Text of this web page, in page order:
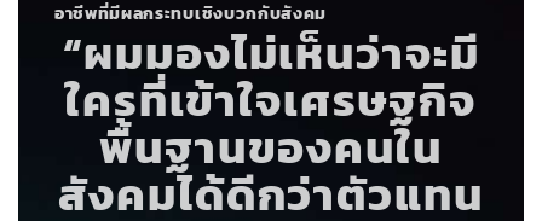
อาชีพที่มีผลกระทบเชิงบวกกับสังคม
“ผมมองไม่เห็นว่าจะมี
ใครที่เข้าใจเศรษฐกิจ
พื้นฐานของคนใน
สังคมได้ดีกว่าตัวแทน